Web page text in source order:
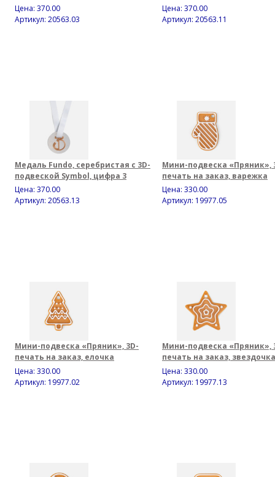
Цена: 370.00
Артикул: 20563.03
Цена: 370.00
Артикул: 20563.11
Медаль Fundo, серебристая с 3D-
подвеской Symbol, цифра 3
Цена: 370.00
Артикул: 20563.13
Мини-подвеска «Пряник»,
печать на заказ, варежка
Цена: 330.00
Артикул: 19977.05
Мини-подвеска «Пряник», 3D-
печать на заказ, елочка
Цена: 330.00
Артикул: 19977.02
Мини-подвеска «Пряник»,
печать на заказ, звездочка
Цена: 330.00
Артикул: 19977.13